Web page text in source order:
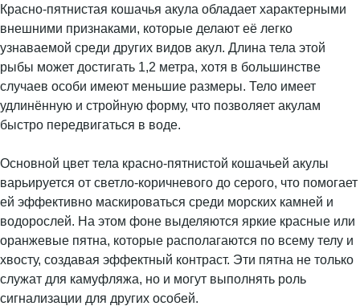
Красно-пятнистая кошачья акула обладает характерными
внешними признаками, которые делают её легко
узнаваемой среди других видов акул. Длина тела этой
рыбы может достигать 1,2 метра, хотя в большинстве
случаев особи имеют меньшие размеры. Тело имеет
удлинённую и стройную форму, что позволяет акулам
быстро передвигаться в воде.
Основной цвет тела красно-пятнистой кошачьей акулы
варьируется от светло-коричневого до серого, что помогает
ей эффективно маскироваться среди морских камней и
водорослей. На этом фоне выделяются яркие красные или
оранжевые пятна, которые располагаются по всему телу и
хвосту, создавая эффектный контраст. Эти пятна не только
служат для камуфляжа, но и могут выполнять роль
сигнализации для других особей.